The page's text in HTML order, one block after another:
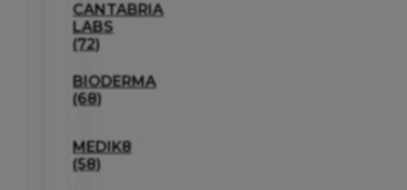
CANTABRIA
LABS
(72)
BIODERMA
(68)
MEDIK8
(58)